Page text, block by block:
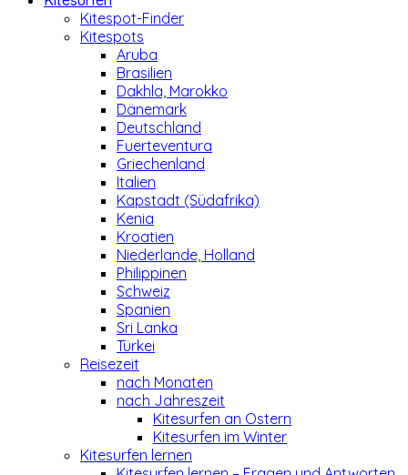
Kitespot-Finder
Kitespots
Aruba
Brasilien
Dakhla, Marokko
Dänemark
Deutschland
Fuerteventura
Griechenland
Italien
Kapstadt (Südafrika)
Kenia
Kroatien
Niederlande, Holland
Philippinen
Schweiz
Spanien
Sri Lanka
Türkei
Reisezeit
nach Monaten
nach Jahreszeit
Kitesurfen an Ostern
Kitesurfen im Winter
Kitesurfen lernen